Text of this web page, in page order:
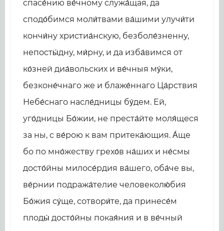
спасе́нию ве́чному служа́щая, да
сподо́бимся моли́твами ва́шими улучи́ти
кончи́ну христиа́нскую, безболе́зненну,
непосты́дну, ми́рну, и да изба́вимся от
ко́зней диа́вольских и ве́чныя му́ки,
безконе́чнаго же и блаже́ннаго Ца́рствия
Небе́снаго насле́дницы бу́дем. Ей,
уго́дницы Бо́жии, не преста́йте моля́щеся
за ны, с ве́рою к вам притека́ющия. А́ще
бо по мно́жеству грехо́в на́ших и не́смы
досто́йны милосе́рдия ва́шего, оба́че вы,
ве́рнии подража́телие человеколю́бия
Бо́жия су́ще, сотвори́те, да принесе́м
плоды́ досто́йны покая́ния и в ве́чный